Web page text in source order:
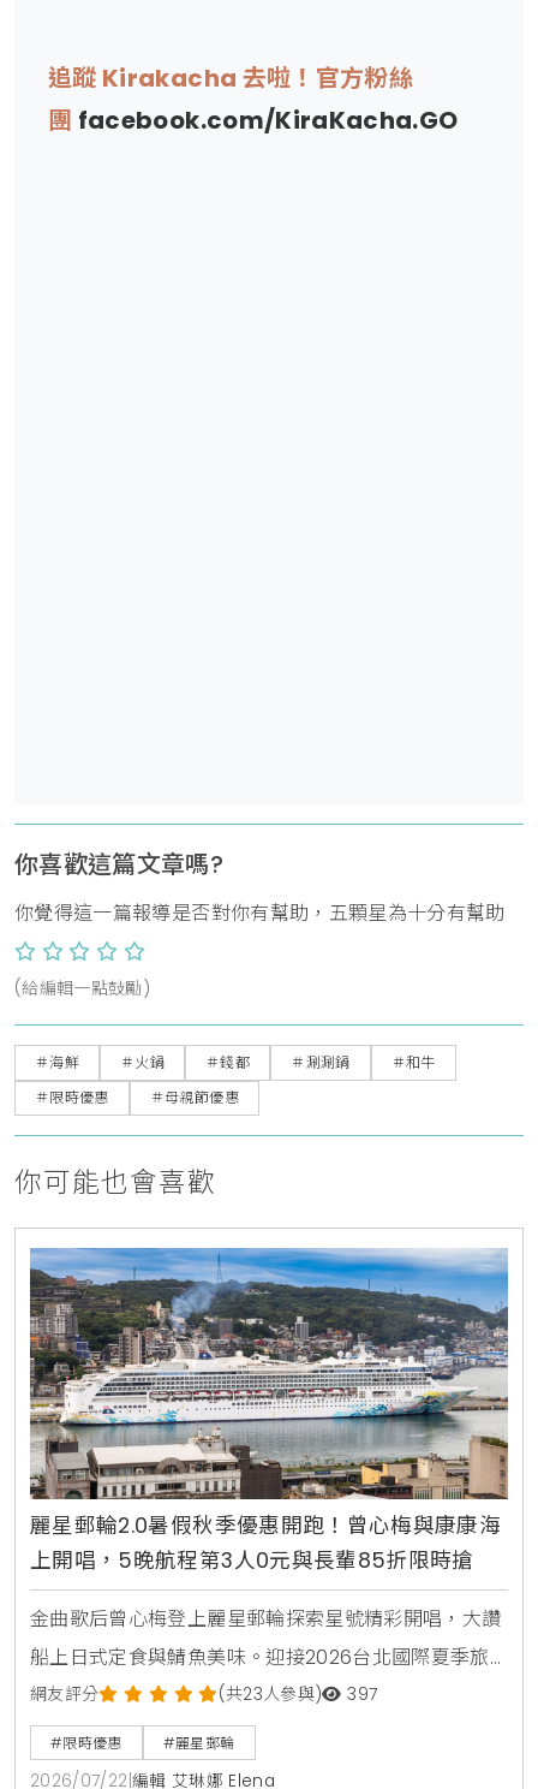
追蹤 Kirakacha 去啦！官方粉絲
團 facebook.com/KiraKacha.GO
你喜歡這篇文章嗎?
你覺得這一篇報導是否對你有幫助，五顆星為十分有幫助
(給編輯一點鼓勵)
＃海鮮 ＃火鍋 ＃錢都 ＃涮涮鍋
＃和牛
＃限時優惠
＃母親節優惠
你可能也會喜歡
麗星郵輪2.0暑假秋季優惠開跑！曾心梅與康康海
上開唱，5晚航程第3人0元與長輩85折限時搶
金曲歌后曾心梅登上麗星郵輪探索星號精彩開唱，大讚
船上日式定食與鯖魚美味。迎接2026台北國際夏季旅
展，麗星郵輪2.0推出暑假與秋季限時折扣，包含5晚以
上航程第3人0元，60歲以上85折，還有康康與紀曉君
星光演唱會，星海夏令營等豐富行程。
網友評分 (共23人參與) 397
#限時優惠 #麗星郵輪
2026/07/22 編輯 艾琳娜 Elena